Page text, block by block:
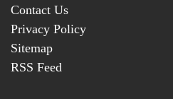
Contact Us
Privacy Policy
Sitemap
RSS Feed